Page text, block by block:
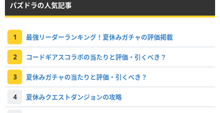
パズドラの人気記事
1 最強リーダーランキング！夏休みガチャの評価掲載
2 コードギアスコラボの当たりと評価・引くべき？
3 夏休みガチャの当たりと評価・引くべき？
4 夏休みクエストダンジョンの攻略